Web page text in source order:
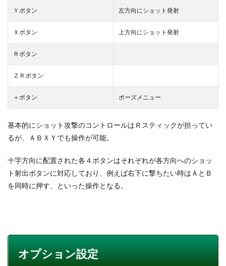
Ｙボタン 左方向にショット発射
Ｘボタン 上方向にショット発射
Ｒボタン
ＺＲボタン
＋ボタン ポーズメニュー
基本的にショット攻撃のコントロールはＲスティックが担ってい
るが、ＡＢＸＹでも操作が可能。
十字方向に配置された各４ボタンはそれぞれが各方向へのショッ
ト射出ボタンに対応しており、例えば右下に撃ちたい時はＡとＢ
を同時に押す、といった操作となる。
オプション設定